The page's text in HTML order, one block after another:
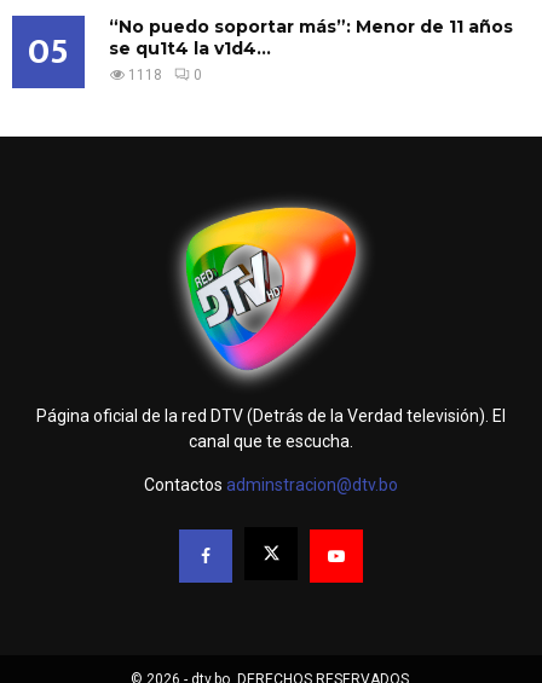
05
“No puedo soportar más”: Menor de 11 años
se qu1t4 la v1d4...
1118 0
Página oficial de la red DTV (Detrás de la Verdad televisión). El
canal que te escucha.
Contactos adminstracion@dtv.bo